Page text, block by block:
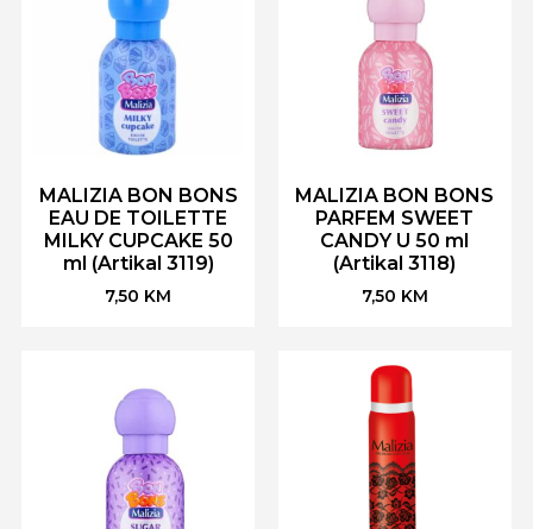
MALIZIA BON BONS
EAU DE TOILETTE
MILKY CUPCAKE 50
ml (Artikal 3119)
7,50 KM
MALIZIA BON BONS
PARFEM SWEET
CANDY U 50 ml
(Artikal 3118)
7,50 KM